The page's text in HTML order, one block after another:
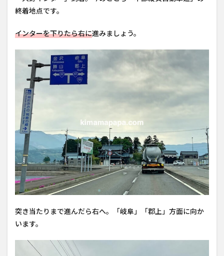
終着地点です。
インターを下りたら右に進みましょう。
突き当たりまで進んだら右へ。「岐阜」「郡上」方面に向か
います。